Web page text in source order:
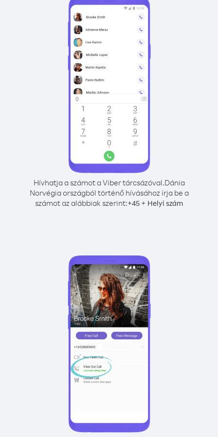
Hívhatja a számot a Viber tárcsázóval.Dánia
Norvégia országból történő hívásához írja be a
számot az alábbiak szerint:+45 + Helyi szám